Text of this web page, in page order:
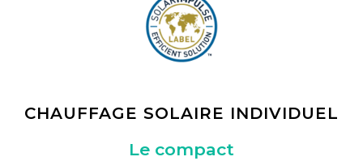
CHAUFFAGE SOLAIRE INDIVIDUEL
Le compact